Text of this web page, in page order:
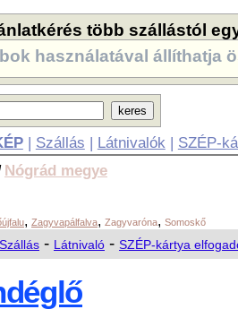
több szállástól
használatával állíthatja
| Szállás | Látnivalók | SZÉP-
Nógrád megye
, Zagyvapálfalva, Zagyvaróna, Somoskő
Szállás - Látnivaló - SZÉP-kártya